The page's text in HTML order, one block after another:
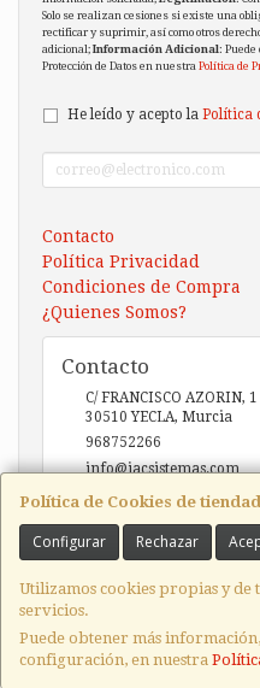
Política de Cookies de
Configurar Rechazar
Utilizamos cookies propias y
servicios.
Puede obtener más
configuración, en nuestra
Solo se realizan cesiones si existe una
rectificar y suprimir, así como otros
adicional;Información Adicional:
Protección de Datos en nuestra Política de
He leído y acepto la Política
Contacto
Política Privacidad
Condiciones de Compra
¿Quienes Somos?
Contacto
C/ FRANCISCO AZORIN, 1
30510 YECLA, Murcia
968752266
info@iacsistemas.com
Horario
, , , , España. -